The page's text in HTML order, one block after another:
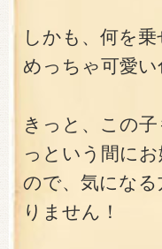
しかも、何を
めっちゃ可愛い
きっと、この
っという間に
ので、気にな
りません！